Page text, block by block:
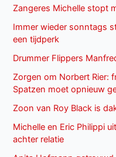
Zangeres Michelle stopt
Immer wieder sonntags
een tijdperk
Drummer Flippers
Zorgen om Norbert Rier:
Spatzen moet opnieuw
Zoon van Roy Black is
Michelle en Eric Philippi
achter relatie